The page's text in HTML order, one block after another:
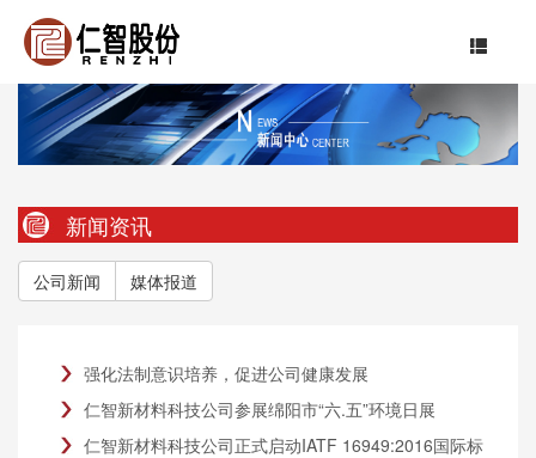
新闻资讯
公司新闻 媒体报道
强化法制意识培养，促进公司健康发展
仁智新材料科技公司参展绵阳市“六.五”环境日展
仁智新材料科技公司正式启动IATF 16949:2016国际标